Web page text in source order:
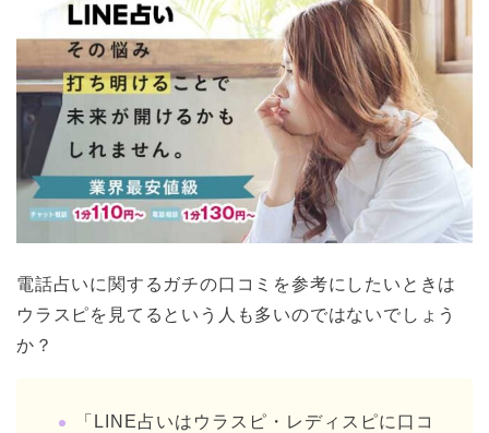
電話占いに関するガチの口コミを参考にしたいときは
ウラスピを見てるという人も多いのではないでしょう
か？
「LINE占いはウラスピ・レディスピに口コ